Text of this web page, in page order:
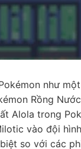
như
Rồng
Alola trong
vào đội
so với các